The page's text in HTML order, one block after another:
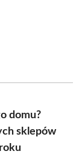
domu?
sklepów